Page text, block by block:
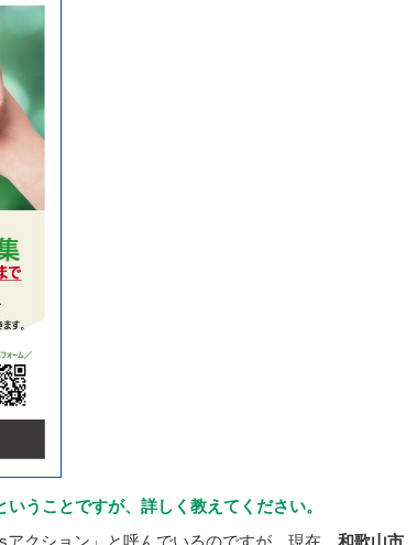
うことですが、詳しく教えてください。
クション」と呼んでいるのですが、現在、 和歌山市